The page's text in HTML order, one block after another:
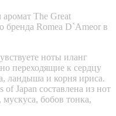
The Great
бренда Romea D`Ameor в
ноты иланг
переходящие к сердцу
ландыша и корня ириса.
of Japan составлена из нот
бобов тонка,